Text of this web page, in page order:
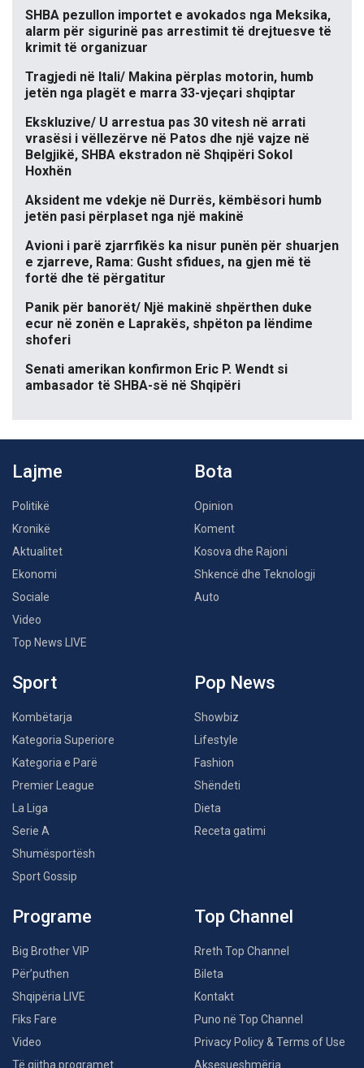
SHBA pezullon importet e avokados nga Meksika,
alarm për sigurinë pas arrestimit të drejtuesve të
krimit të organizuar
Tragjedi në Itali/ Makina përplas motorin, humb
jetën nga plagët e marra 33-vjeçari shqiptar
Ekskluzive/ U arrestua pas 30 vitesh në arrati
vrasësi i vëllezërve në Patos dhe një vajze në
Belgjikë, SHBA ekstradon në Shqipëri Sokol
Hoxhën
Aksident me vdekje në Durrës, këmbësori humb
jetën pasi përplaset nga një makinë
Avioni i parë zjarrfikës ka nisur punën për shuarjen
e zjarreve, Rama: Gusht sfidues, na gjen më të
fortë dhe të përgatitur
Panik për banorët/ Një makinë shpërthen duke
ecur në zonën e Laprakës, shpëton pa lëndime
shoferi
Senati amerikan konfirmon Eric P. Wendt si
ambasador të SHBA-së në Shqipëri
Lajme
Politikë
Kronikë
Aktualitet
Ekonomi
Sociale
Video
Top News LIVE
Bota
Opinion
Koment
Kosova dhe Rajoni
Shkencë dhe Teknologji
Auto
Sport
Kombëtarja
Kategoria Superiore
Kategoria e Parë
Premier League
La Liga
Serie A
Shumësportësh
Sport Gossip
Pop News
Showbiz
Lifestyle
Fashion
Shëndeti
Dieta
Receta gatimi
Programe
Big Brother VIP
Për’puthen
Shqipëria LIVE
Fiks Fare
Video
Të gjitha programet
Top Channel
Rreth Top Channel
Bileta
Kontakt
Puno në Top Channel
Privacy Policy & Terms of Use
Aksesueshmëria